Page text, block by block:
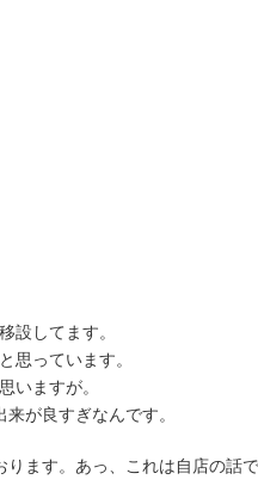
設してます。
思っています。
いますが。
が良すぎなんです。
ます。あっ、これは自店の話